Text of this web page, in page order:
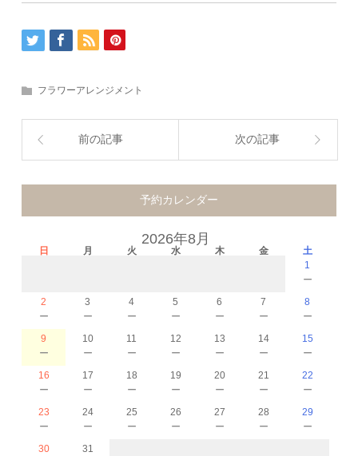
フラワーアレンジメント
前の記事 次の記事
予約カレンダー
2026年8月
日 月 火 水 木 金
土
1
－
2
－
3
－
4
－
5
－
6
－
7
－
8
－
9
－
10
－
11
－
12
－
13
－
14
－
15
－
16
－
17
－
18
－
19
－
20
－
21
－
22
－
23
－
24
－
25
－
26
－
27
－
28
－
29
－
30 31